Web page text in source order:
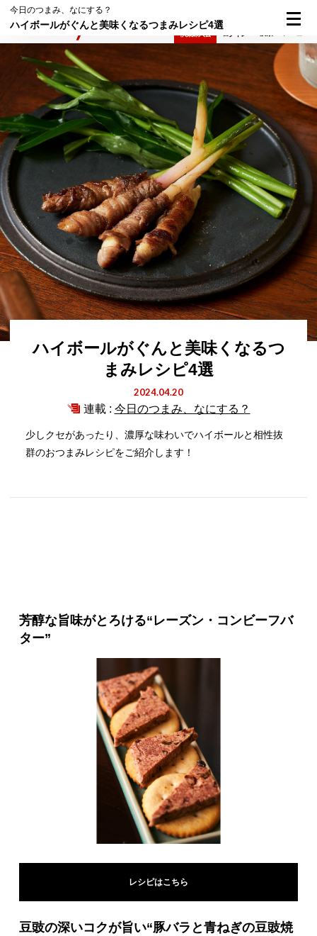
今日のつまみ、なにする？
ハイボールがぐんと美味くなるつまみレシピ4選
ハイボールがぐんと美味くなるつ
まみレシピ4選
2024.04.20
連載 : 今日のつまみ、なにする？
少しクセがあったり、濃厚な味わいでハイボールと相性抜
群のおつまみレシピをご紹介します！
芳醇な旨味がとろける“レーズン・コンビーフバ
ター”
レシピはこちら
豆豉の深いコクが旨い“豚バラと青ねぎの豆豉焼